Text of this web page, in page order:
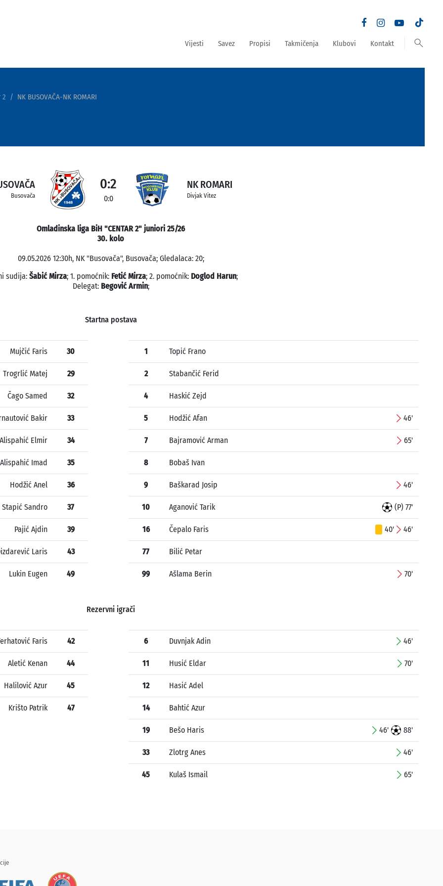
Vijesti Savez Propisi Takmičenja Klubovi Kontakt search
2 NK BUSOVAČA-NK ROMARI
Busovača
0:2
0:0
NK ROMARI
Divjak Vitez
Omladinska liga BiH "CENTAR 2" juniori 25/26
30. kolo
09.05.2026 12:30h, NK "Busovača", Busovača; Gledalaca: 20;
sudija: Šabić Mirza; 1. pomoćnik: Fetić Mirza; 2. pomoćnik: Doglod Harun;
Delegat: Begović Armin;
Startna postava
Mujčić Faris 30
Trogrlić Matej 29
Čago Samed 32
Bakir 33
Alispahić Elmir 34
Alispahić Imad 35
Hodžić Anel 36
Stapić Sandro 37
Pajić Ajdin 39
Laris 43
Lukin Eugen 49
1 Topić Frano
2 Stabančić Ferid
4 Haskić Zejd
5 Hodžić Afan 46'
7 Bajramović Arman 65'
8 Bobaš Ivan
9 Baškarad Josip 46'
10 Aganović Tarik (P) 77'
16 Čepalo Faris 40' 46'
77 Bilić Petar
99 Ašlama Berin 70'
Rezervni igrači
Faris 42
Aletić Kenan 44
Halilović Azur 45
Krišto Patrik 47
6 Duvnjak Adin 46'
11 Husić Eldar 70'
12 Hasić Adel
14 Bahtić Azur
19 Bešo Haris 46' 88'
33 Zlotrg Anes 46'
45 Kulaš Ismail 65'